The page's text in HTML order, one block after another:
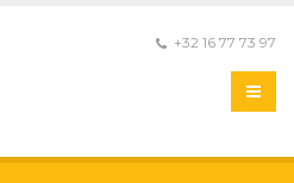
+32 16 77 73 97